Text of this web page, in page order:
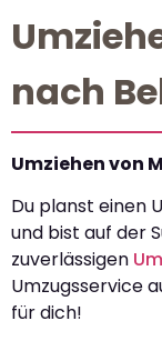
nach
Umziehen von
Du planst einen
und bist auf der
zuverlässigen
Umzugsservice
für dich!